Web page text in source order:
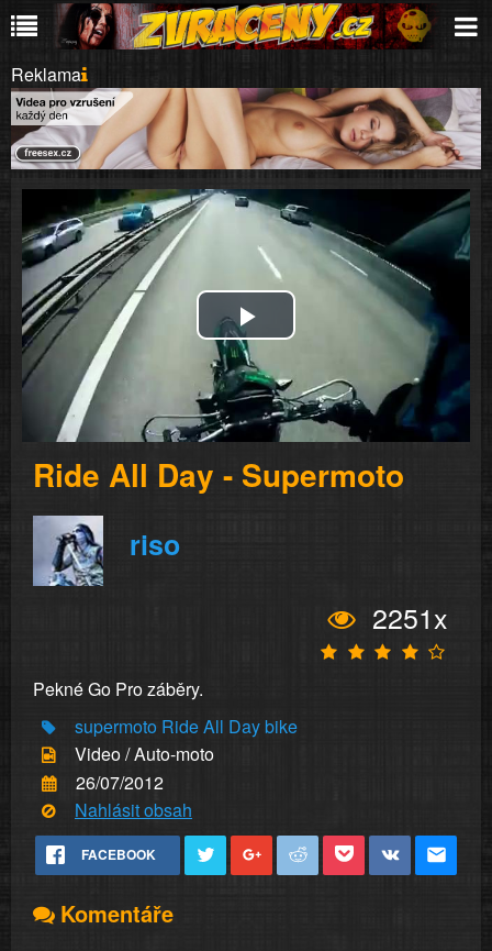
Reklama
Play
Video
Ride All Day - Supermoto
riso
2251x
Pekné Go Pro záběry.
supermoto Ride All Daybike
Video / Auto-moto
26/07/2012
Nahlásit obsah
FACEBOOK
Komentáře